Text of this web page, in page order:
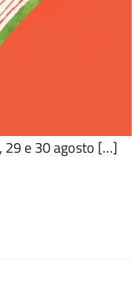
29 e 30 agosto […]